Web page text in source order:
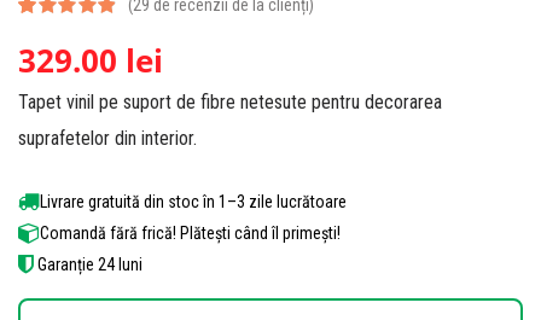
4.90din 5
pe baza a de
evaluări de
la clienți
(29 de recenzii de la clienți)
329.00 lei
Tapet vinil pe suport de fibre netesute pentru decorarea
suprafetelor din interior.
Livrare gratuită din stoc în 1–3 zile lucrătoare
Comandă fără frică! Plătești când îl primești!
Garanție 24 luni